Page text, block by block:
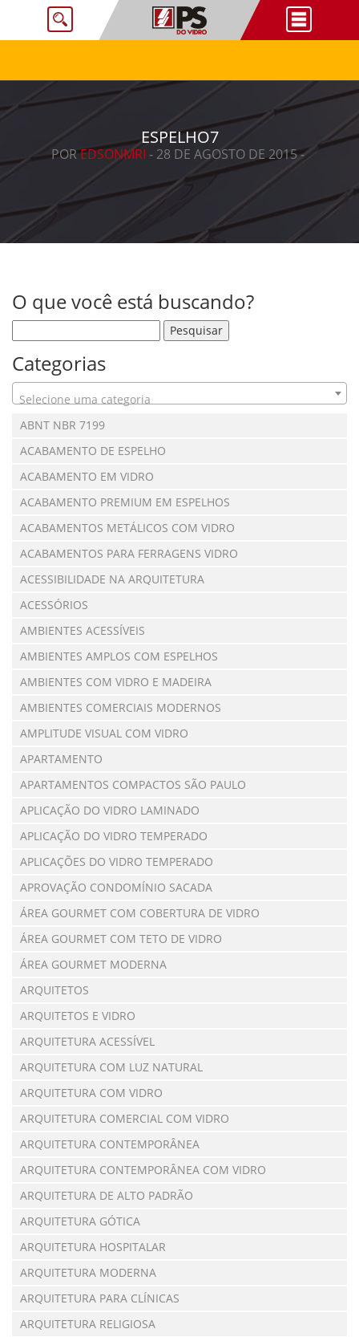
ESPELHO7
POREDSONMRI - 28 DE AGOSTO DE 2015 -
O que você está buscando?
Categorias
Selecione uma categoria
ABNT NBR 7199
ACABAMENTO DE ESPELHO
ACABAMENTO EM VIDRO
ACABAMENTO PREMIUM EM ESPELHOS
ACABAMENTOS METÁLICOS COM VIDRO
ACABAMENTOS PARA FERRAGENS VIDRO
ACESSIBILIDADE NA ARQUITETURA
ACESSÓRIOS
AMBIENTES ACESSÍVEIS
AMBIENTES AMPLOS COM ESPELHOS
AMBIENTES COM VIDRO E MADEIRA
AMBIENTES COMERCIAIS MODERNOS
AMPLITUDE VISUAL COM VIDRO
APARTAMENTO
APARTAMENTOS COMPACTOS SÃO PAULO
APLICAÇÃO DO VIDRO LAMINADO
APLICAÇÃO DO VIDRO TEMPERADO
APLICAÇÕES DO VIDRO TEMPERADO
APROVAÇÃO CONDOMÍNIO SACADA
ÁREA GOURMET COM COBERTURA DE VIDRO
ÁREA GOURMET COM TETO DE VIDRO
ÁREA GOURMET MODERNA
ARQUITETOS
ARQUITETOS E VIDRO
ARQUITETURA ACESSÍVEL
ARQUITETURA COM LUZ NATURAL
ARQUITETURA COM VIDRO
ARQUITETURA COMERCIAL COM VIDRO
ARQUITETURA CONTEMPORÂNEA
ARQUITETURA CONTEMPORÂNEA COM VIDRO
ARQUITETURA DE ALTO PADRÃO
ARQUITETURA GÓTICA
ARQUITETURA HOSPITALAR
ARQUITETURA MODERNA
ARQUITETURA PARA CLÍNICAS
ARQUITETURA RELIGIOSA